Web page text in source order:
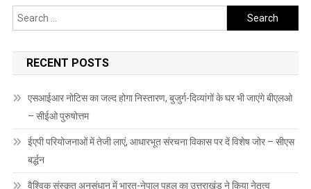
Search
for:
RECENT POSTS
एसआईआर नोटिस का जल्द होगा निस्तारण, बुजुर्ग-दिव्यांगों के घर भी जाएंगे बीएलओ
– सीईओ पुरुषोत्तम
ईएपी परियोजनाओं में तेजी लाएं, आधारभूत संरचना विकास पर दें विशेष जोर – सीएस
बर्द्धन
वैश्विक संस्कृत अनुसंधान में भारत-नेपाल पहल का उत्तराखंड ने किया नेतृत्व